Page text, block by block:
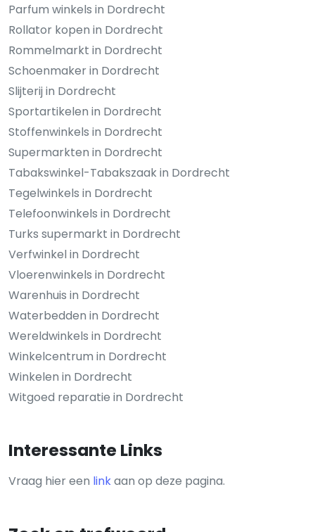
Parfum winkels in Dordrecht
Rollator kopen in Dordrecht
Rommelmarkt in Dordrecht
Schoenmaker in Dordrecht
Slijterij in Dordrecht
Sportartikelen in Dordrecht
Stoffenwinkels in Dordrecht
Supermarkten in Dordrecht
Tabakswinkel-Tabakszaak in Dordrecht
Tegelwinkels in Dordrecht
Telefoonwinkels in Dordrecht
Turks supermarkt in Dordrecht
Verfwinkel in Dordrecht
Vloerenwinkels in Dordrecht
Warenhuis in Dordrecht
Waterbedden in Dordrecht
Wereldwinkels in Dordrecht
Winkelcentrum in Dordrecht
Winkelen in Dordrecht
Witgoed reparatie in Dordrecht
Interessante Links
Vraag hier een linkaan op deze pagina.